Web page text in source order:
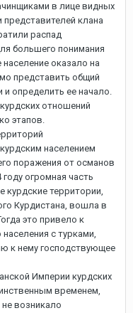
в лице видных
клана
распад
большего понимания
оказало на
представить общий
определить ее начало.
отношений
этапов.
населением
поражения от османов
огромная часть
курдские территории,
Курдистана, вошла в
это привело к
с турками,
к нему господствующее
Империи курдских
временем,
возникало